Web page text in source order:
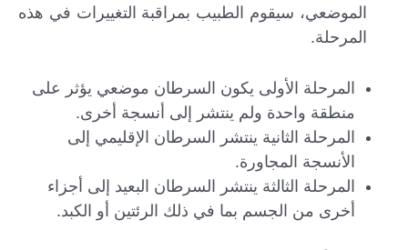
الموضعي، سيقوم الطبيب بمراقبة التغييرات في هذه
المرحلة.
المرحلة الأولى يكون السرطان موضعي يؤثر على
منطقة واحدة ولم ينتشر إلى أنسجة أخرى.
المرحلة الثانية ينتشر السرطان الإقليمي إلى
الأنسجة المجاورة.
المرحلة الثالثة ينتشر السرطان البعيد إلى أجزاء
أخرى من الجسم بما في ذلك الرئتين أو الكبد.